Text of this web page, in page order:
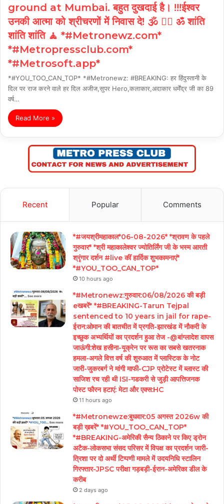
ground at Mumbai. बहुत दुखदाई है। !!!ईश्वर
उनकी आत्मा को श्रीचरणों में निवास दे! 🕉️ 🧘‍♀️ ॐ शांति
शांति शांति 🧘 *#Metronewz.com*
*#Metropressclub.com*
*#Metrosoft.app*
*#YOU_TOO_CAN_TOP* *#Metronewz: #BREAKING: हर हिंदुस्तानी के
दिल पर राज करने वाले हर दिल अजीज,सुपर Hero,कलाकार,अदाकार धर्मेंद्र जी का 89
वर्ष…
Read More »
Recent Popular Comments
*#जयश्रीमहाकाल*06-08-2026* *श्रावण के पहले
गुरुवार* *श्री महाकालेश्वर ज्योतिर्लिंग जी के भस्म आरती
श्रृंगार दर्शन #live कीं हार्दिक शुभकामनाएं*
*#YOU_TOO_CAN_TOP*
10 hours ago
*#Metronewz:गुरुवार:06/08/2026 की बड़ी
eखबरें* *#BREAKING-Tarun Tejpal
sentenced to 10 years in jail for rape-
ईरान:ओमान की बातचीत में प्रगति-झारखंड में नौकरी के
इच्छुक अभ्यर्थियों का प्रदर्शन हुआ तेज -@बांग्लादेश वापस
जाऊंगी:शेख हसीना-यूक्रेन पर रूस का सबसे खतरनाक
हमला-अगले वित्त वर्ष की शुरुआत में प्लास्टिक के नोट
जारी-जुकरबर्ग ने मांगी माफी-CJP प्रोटेस्ट में ब्लास्ट की
साजिश रच रही थी ISI-गडकरी से जुड़ी आपत्तिजनक
पोस्ट फौरन हटाएं: मेटा और एक्स:HC
11 hours ago
*#Metronewze:बुधवार:05 अगस्त 2026w की
बड़ी ख़बरें* *#YOU_TOO_CAN_TOP*
*#BREAKING-अमेरिकी सैन्य ठिकाने पर किए ड्रोन
अटैक-लोकसभा संसद परिसर में विपक्ष का प्रदर्शन जारी-
त्रिशा पर दो अर्थी टिप्पणी मामले में उदयनिधि स्टालिन
गिरफ्तार-JPSC परीक्षा गड़बड़ी-ईरान-अमेरिका डील के
करीब
2 days ago